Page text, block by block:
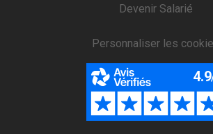
Devenir Salarié
Personnaliser les